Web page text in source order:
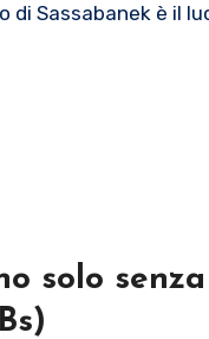
di Sassabanek è il
solo